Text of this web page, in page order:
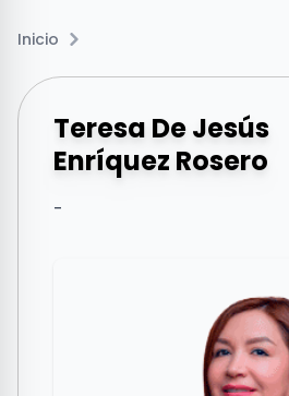
Inicio
Teresa De Jesús
Enríquez Rosero
-